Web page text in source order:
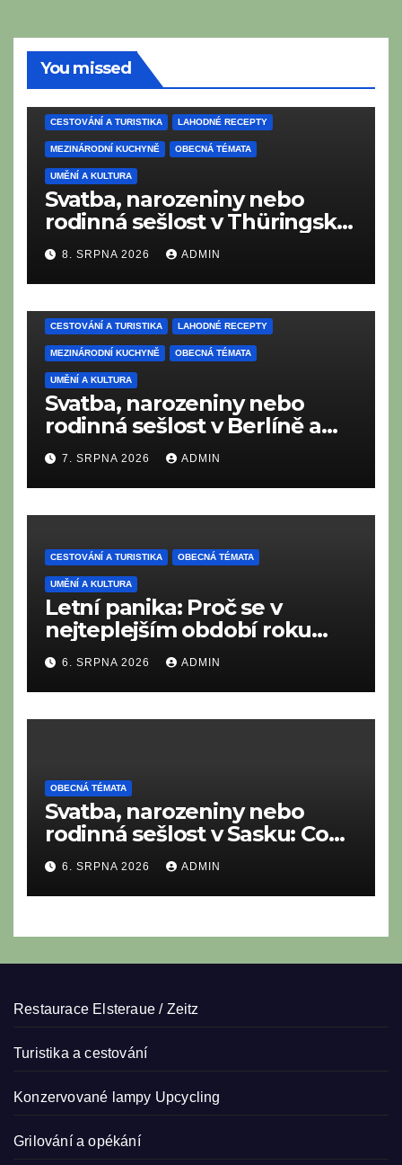
You missed
CESTOVÁNÍ A TURISTIKA LAHODNÉ RECEPTY
MEZINÁRODNÍ KUCHYNĚ OBECNÁ TÉMATA
UMĚNÍ A KULTURA
Svatba, narozeniny nebo
rodinná sešlost v Thüringsku:
Co nesmí chybět na
tradičním thüringském
bufetu?
8. SRPNA 2026 ADMIN
CESTOVÁNÍ A TURISTIKA LAHODNÉ RECEPTY
MEZINÁRODNÍ KUCHYNĚ OBECNÁ TÉMATA
UMĚNÍ A KULTURA
Svatba, narozeniny nebo
rodinná sešlost v Berlíně a
Braniborsku: Co nesmí
chybět na moderním i
tradičním metropolitním
bufetu?
7. SRPNA 2026 ADMIN
CESTOVÁNÍ A TURISTIKA OBECNÁ TÉMATA
UMĚNÍ A KULTURA
Letní panika: Proč se v
nejteplejším období roku
neustále něčeho bojíme?
6. SRPNA 2026 ADMIN
OBECNÁ TÉMATA
Svatba, narozeniny nebo
rodinná sešlost v Sasku: Co
nesmí chybět na tradičním
saském bufetu?
6. SRPNA 2026 ADMIN
Restaurace Elsteraue / Zeitz
Turistika a cestování
Konzervované lampy Upcycling
Grilování a opékání